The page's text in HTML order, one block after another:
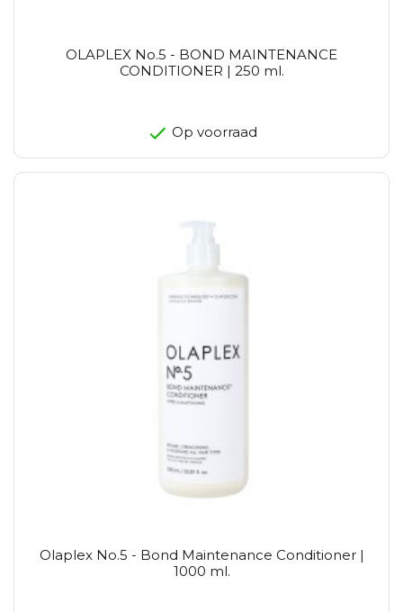
OLAPLEX No.5 - BOND MAINTENANCE
CONDITIONER | 250 ml.
Op voorraad
Olaplex No.5 - Bond Maintenance Conditioner |
1000 ml.